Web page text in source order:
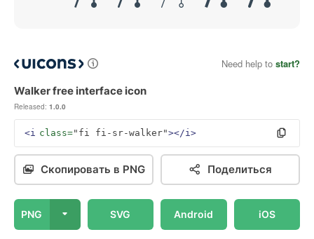
Need help to start?
Walker free interface icon
Released: 1.0.0
<i class="fi fi-sr-walker"></i>
Скопировать в PNG Поделиться
PNG SVG Android iOS